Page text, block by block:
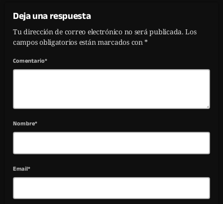
Deja una respuesta
Tu dirección de correo electrónico no será publicada. Los
campos obligatorios están marcados con *
Comentario*
Nombre*
Email*